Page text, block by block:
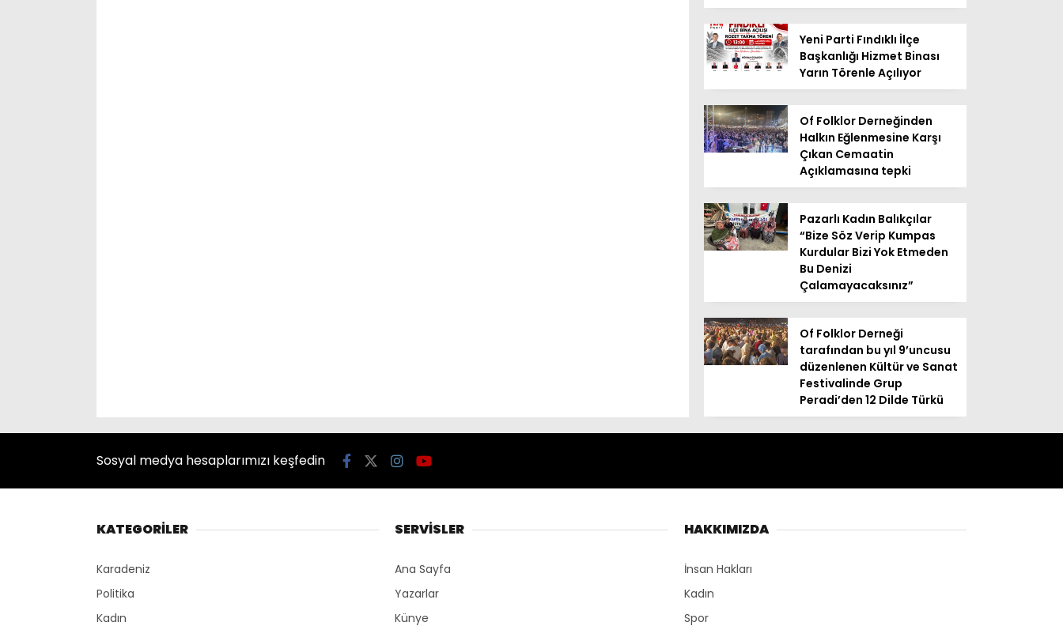
Yeni Parti Fındıklı İlçe
Başkanlığı Hizmet Binası
Yarın Törenle Açılıyor
Of Folklor Derneğinden
Halkın Eğlenmesine Karşı
Çıkan Cemaatin
Açıklamasına tepki
Pazarlı Kadın Balıkçılar
“Bize Söz Verip Kumpas
Kurdular Bizi Yok Etmeden
Bu Denizi
Çalamayacaksınız”
Of Folklor Derneği
tarafından bu yıl 9’uncusu
düzenlenen Kültür ve Sanat
Festivalinde Grup
Peradi’den 12 Dilde Türkü
Sosyal medya hesaplarımızı keşfedin
KATEGORİLER
Karadeniz
Politika
Kadın
SERVİSLER
Ana Sayfa
Yazarlar
Künye
HAKKIMIZDA
İnsan Hakları
Kadın
Spor